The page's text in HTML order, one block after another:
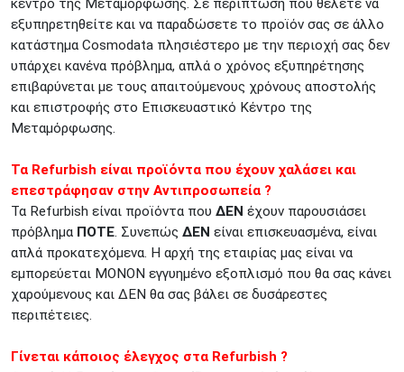
κέντρο της Μεταμόρφωσης. Σε περίπτωση που θέλετε να
εξυπηρετηθείτε και να παραδώσετε το προϊόν σας σε άλλο
κατάστημα Cosmodata πλησιέστερο με την περιοχή σας δεν
υπάρχει κανένα πρόβλημα, απλά ο χρόνος εξυπηρέτησης
επιβαρύνεται με τους απαιτούμενους χρόνους αποστολής
και επιστροφής στο Επισκευαστικό Κέντρο της
Μεταμόρφωσης.
Τα Refurbish είναι προϊόντα που έχουν χαλάσει και
επεστράφησαν στην Αντιπροσωπεία ?
Τα Refurbish είναι προϊόντα που ΔΕΝ έχουν παρουσιάσει
πρόβλημα ΠΟΤΕ. Συνεπώς ΔΕΝ είναι επισκευασμένα, είναι
απλά προκατεχόμενα. Η αρχή της εταιρίας μας είναι να
εμπορεύεται ΜΟΝΟΝ εγγυημένο εξοπλισμό που θα σας κάνει
χαρούμενους και ΔΕΝ θα σας βάλει σε δυσάρεστες
περιπέτειες.
Γίνεται κάποιος έλεγχος στα Refurbish ?